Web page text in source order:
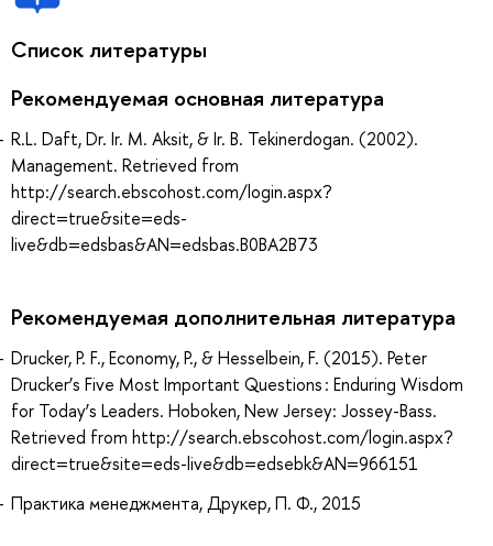
Список литературы
Рекомендуемая основная литература
R.L. Daft, Dr. Ir. M. Aksit, & Ir. B. Tekinerdogan. (2002).
Management. Retrieved from
http://search.ebscohost.com/login.aspx?
direct=true&site=eds-
live&db=edsbas&AN=edsbas.B0BA2B73
Рекомендуемая дополнительная литература
Drucker, P. F., Economy, P., & Hesselbein, F. (2015). Peter
Drucker’s Five Most Important Questions : Enduring Wisdom
for Today’s Leaders. Hoboken, New Jersey: Jossey-Bass.
Retrieved from http://search.ebscohost.com/login.aspx?
direct=true&site=eds-live&db=edsebk&AN=966151
Практика менеджмента, Друкер, П. Ф., 2015